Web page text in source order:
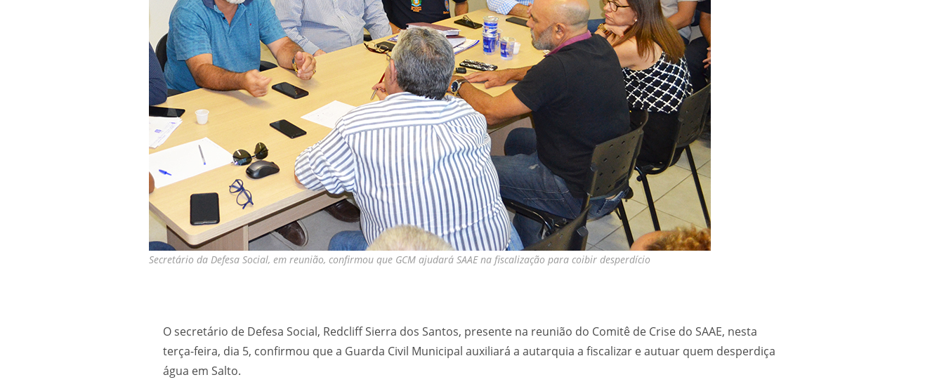
Secretário da Defesa Social, em reunião, confirmou que GCM ajudará SAAE na fiscalização para coibir desperdício
O secretário de Defesa Social, Redcliff Sierra dos Santos, presente na reunião do Comitê de Crise do SAAE, nesta
terça-feira, dia 5, confirmou que a Guarda Civil Municipal auxiliará a autarquia a fiscalizar e autuar quem desperdiça
água em Salto.